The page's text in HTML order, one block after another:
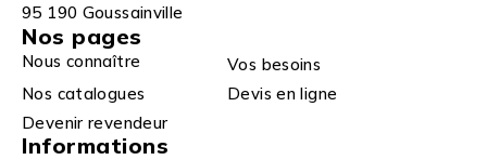
95 190 Goussainville
Nos pages
Nous connaître
Vos besoins
Nos catalogues
Devis en ligne
Devenir revendeur
Informations